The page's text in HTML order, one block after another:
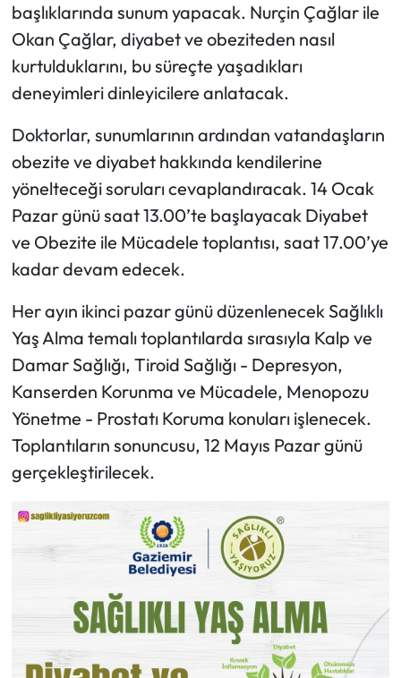
başlıklarında sunum yapacak. Nurçin Çağlar ile
Okan Çağlar, diyabet ve obeziteden nasıl
kurtulduklarını, bu süreçte yaşadıkları
deneyimleri dinleyicilere anlatacak.
Doktorlar, sunumlarının ardından vatandaşların
obezite ve diyabet hakkında kendilerine
yönelteceği soruları cevaplandıracak. 14 Ocak
Pazar günü saat 13.00’te başlayacak Diyabet
ve Obezite ile Mücadele toplantısı, saat 17.00’ye
kadar devam edecek.
Her ayın ikinci pazar günü düzenlenecek Sağlıklı
Yaş Alma temalı toplantılarda sırasıyla Kalp ve
Damar Sağlığı, Tiroid Sağlığı - Depresyon,
Kanserden Korunma ve Mücadele, Menopozu
Yönetme - Prostatı Koruma konuları işlenecek.
Toplantıların sonuncusu, 12 Mayıs Pazar günü
gerçekleştirilecek.